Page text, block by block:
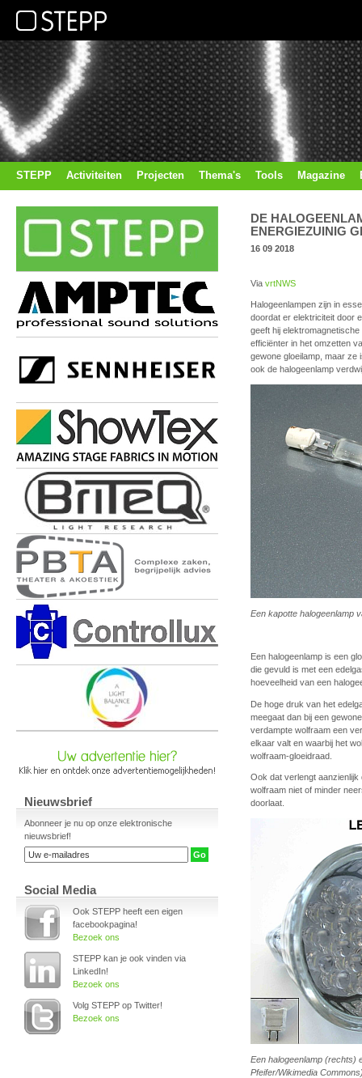
STEPP Activiteiten Projecten Thema's Tools Magazine
Nieuwsbrief
Abonneer je nu op onze elektronische
nieuwsbrief!
Social Media
Ook STEPP heeft een eigen
facebookpagina!
Bezoek ons
STEPP kan je ook vinden via
LinkedIn!
Bezoek ons
Volg STEPP op Twitter!
Bezoek ons
DE
ENERGIEZUINIG
16 09 2018
Via vrtNWS
Halogeenlampen zijn in
doordat er elektriciteit door
geeft hij
efficiënter in het omzetten
gewone gloeilamp, maar ze
ook de halogeenlamp
Een kapotte halogeenlamp
Een halogeenlamp is een
die gevuld is met een
hoeveelheid van een
De hoge druk van het
meegaat dan bij een
verdampte wolfraam een
elkaar valt en waarbij het
wolfraam-gloeidraad.
Ook dat verlengt
wolfraam niet of minder
doorlaat.
Een halogeenlamp (rechts)
Pfeifer/Wikimedia